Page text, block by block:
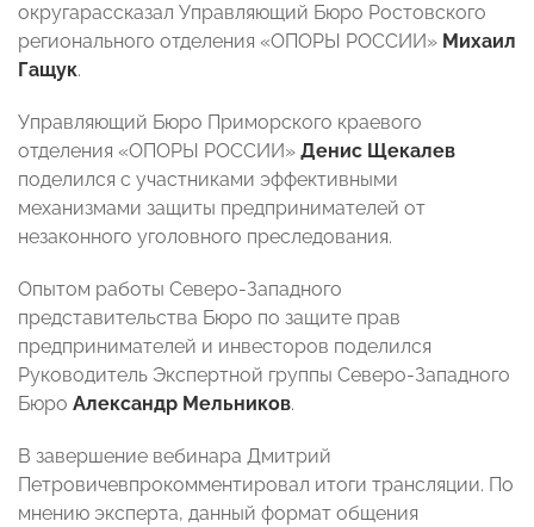
округарассказал Управляющий Бюро Ростовского
регионального отделения «ОПОРЫ РОССИИ» Михаил
Гащук.
Управляющий Бюро Приморского краевого
отделения «ОПОРЫ РОССИИ» Денис Щекалев
поделился с участниками эффективными
механизмами защиты предпринимателей от
незаконного уголовного преследования.
Опытом работы Северо-Западного
представительства Бюро по защите прав
предпринимателей и инвесторов поделился
Руководитель Экспертной группы Северо-Западного
Бюро Александр Мельников.
В завершение вебинара Дмитрий
Петровичевпрокомментировал итоги трансляции. По
мнению эксперта, данный формат общения